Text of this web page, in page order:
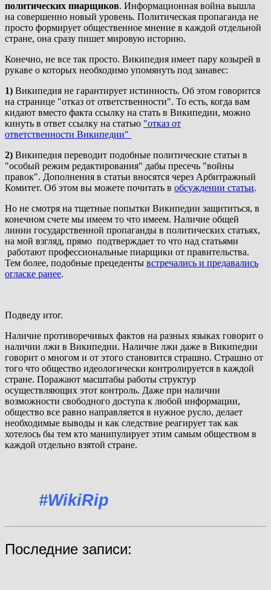
политических пиарщиков. Информационная война вышла
на совершенно новый уровень. Политическая пропаганда не
просто формирует общественное мнение в каждой отдельной
стране, она сразу пишет мировую историю.
Конечно, не все так просто. Википедия имеет пару козырей в
рукаве о которых необходимо упомянуть под занавес:
1) Википедия не гарантирует истинность. Об этом говорится
на странице "отказ от ответственности". То есть, когда вам
кидают вместо факта ссылку на стать в Википедии, можно
кинуть в ответ ссылку на статью "отказ от
ответственности Википедии"
2) Википедия переводит подобные политические статьи в
"особый режим редактирования" дабы пресечь "войны
правок". Дополнения в статьи вносятся через Арбитражный
Комитет. Об этом вы можете почитать в обсуждении статьи.
Но не смотря на тщетные попытки Википедии защититься, в
конечном счете мы имеем то что имеем. Наличие общей
линии государственной пропаганды в политических статьях,
на мой взгляд, прямо подтверждает то что над статьями
работают профессиональные пиарщики от правительства.
Тем более, подобные прецеденты встречались и предавались
огласке ранее.
Подведу итог.
Наличие противоречивых фактов на разных языках говорит о
наличии лжи в Википедии. Наличие лжи даже в Википедии
говорит о многом и от этого становится страшно. Страшно от
того что общество идеологически контролируется в каждой
стране. Поражают масштабы работы структур
осуществляющих этот контроль. Даже при наличии
возможности свободного доступа к любой информации,
общество все равно направляется в нужное русло, делает
необходимые выводы и как следствие реагирует так как
хотелось бы тем кто манипулирует этим самым обществом в
каждой отдельно взятой стране.
#WikiRip
Последние записи: